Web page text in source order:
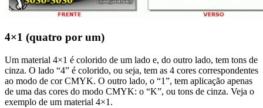
4×1 (quatro por um)
Um material 4×1 é colorido de um lado e, do outro lado, tem tons de
cinza. O lado “4” é colorido, ou seja, tem as 4 cores correspondentes
ao modo de cor CMYK. O outro lado, o “1”, tem aplicação apenas
de uma das cores do modo CMYK: o “K”, ou tons de cinza. Veja o
exemplo de um material 4×1.